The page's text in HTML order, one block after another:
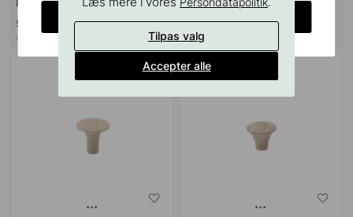
Knopper
55 kr
Ubehandlet Eg
89 kr
På lager
Tilpas valg
Accepter alle